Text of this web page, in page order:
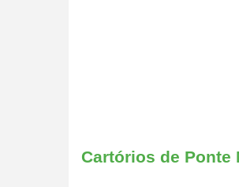
Cartórios de Ponte